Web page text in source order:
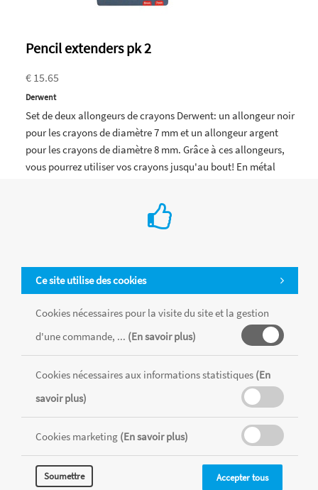
Pencil extenders pk 2
€ 15.65
Derwent
Set de deux allongeurs de crayons Derwent: un allongeur noir
pour les crayons de diamètre 7 mm et un allongeur argent
pour les crayons de diamètre 8 mm. Grâce à ces allongeurs,
vous pourrez utiliser vos crayons jusqu'au bout! En métal
Ce site utilise des cookies
Cookies nécessaires pour la visite du site et la gestion
d'une commande, ... (En savoir plus)
Cookies nécessaires aux informations statistiques (En
savoir plus)
Cookies marketing (En savoir plus)
Soumettre Accepter tous